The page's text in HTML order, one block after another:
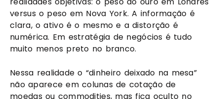
versus o peso em Nova York. A informação é
clara, o ativo é o mesmo e a distorção é
numérica. Em estratégia de negócios é tudo
muito menos preto no branco.
Nessa realidade o “dinheiro deixado na mesa”
não aparece em colunas de cotação de
moedas ou commodities, mas fica oculto no